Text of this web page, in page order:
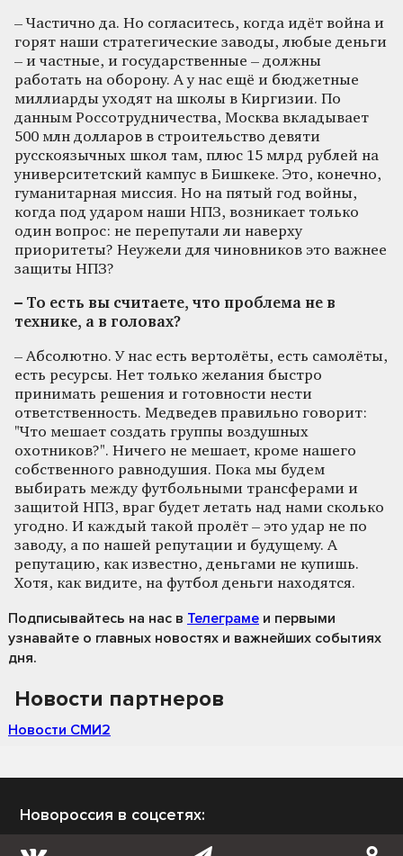
– Частично да. Но согласитесь, когда идёт война и
горят наши стратегические заводы, любые деньги
– и частные, и государственные – должны
работать на оборону. А у нас ещё и бюджетные
миллиарды уходят на школы в Киргизии. По
данным Россотрудничества, Москва вкладывает
500 млн долларов в строительство девяти
русскоязычных школ там, плюс 15 млрд рублей на
университетский кампус в Бишкеке. Это, конечно,
гуманитарная миссия. Но на пятый год войны,
когда под ударом наши НПЗ, возникает только
один вопрос: не перепутали ли наверху
приоритеты? Неужели для чиновников это важнее
защиты НПЗ?
– То есть вы считаете, что проблема не в
технике, а в головах?
– Абсолютно. У нас есть вертолёты, есть самолёты,
есть ресурсы. Нет только желания быстро
принимать решения и готовности нести
ответственность. Медведев правильно говорит:
"Что мешает создать группы воздушных
охотников?". Ничего не мешает, кроме нашего
собственного равнодушия. Пока мы будем
выбирать между футбольными трансферами и
защитой НПЗ, враг будет летать над нами сколько
угодно. И каждый такой пролёт – это удар не по
заводу, а по нашей репутации и будущему. А
репутацию, как известно, деньгами не купишь.
Хотя, как видите, на футбол деньги находятся.
Подписывайтесь на нас в Телеграме и первыми
узнавайте о главных новостях и важнейших событиях
дня.
Новости партнеров
Новости СМИ2
Новороссия в соцсетях: